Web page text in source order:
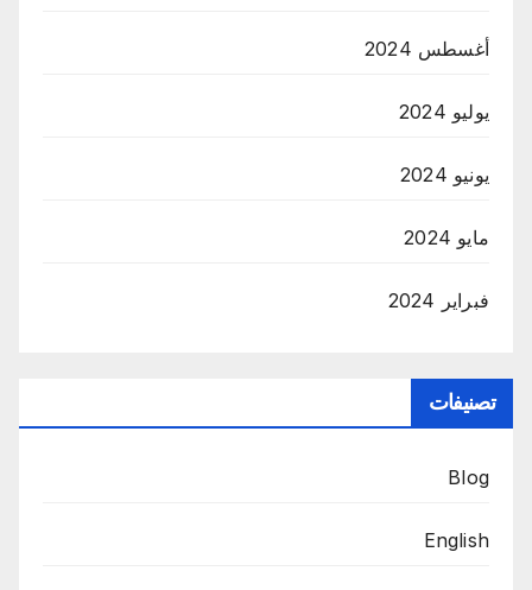
أغسطس 2024
يوليو 2024
يونيو 2024
مايو 2024
فبراير 2024
تصنيفات
Blog
English